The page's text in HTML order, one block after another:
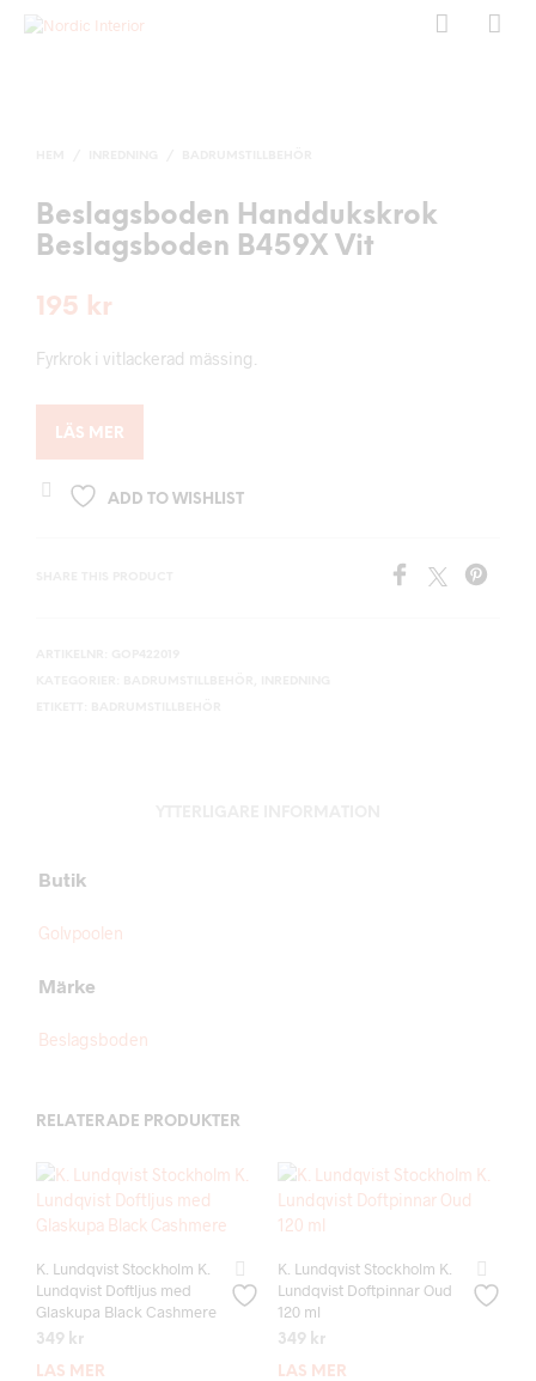
Beslagsboden Handdukskrok
Beslagsboden B459X Vit
195 kr
Fyrkrok i vitlackerad mässing.
LÄS MER
ADD TO WISHLIST
Butik
Golvpoolen
Märke
Beslagsboden
RELATERADE PRODUKTER
K. Lundqvist Stockholm K.
Lundqvist Doftljus med
Glaskupa Black Cashmere
349 kr
LÄS MER
K. Lundqvist Stockholm K.
Lundqvist Doftpinnar Oud
120 ml
349 kr
LÄS MER